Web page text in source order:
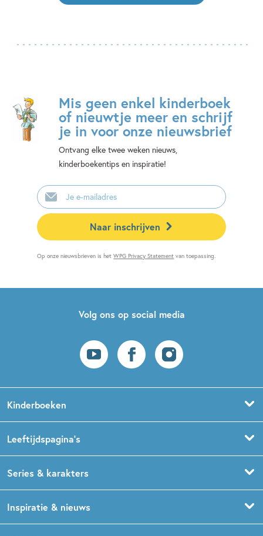
Mis geen enkel kinderboek
of nieuwtje meer en schrijf
je in voor onze nieuwsbrief
Ontvang elke twee weken nieuws,
kinderboekentips en inspiratie!
E-
mailadres
Naar inschrijven
Op onze nieuwsbrieven is hetWPG Privacy Statement van toepassing.
Volg ons op social media
Kinderboeken
Prentenboeken
Babyboeken
Leeftijdspagina’s
Boekentips 1,5 - 3 jaar
Series & karakters
Dog Man
Inspiratie & nieuws